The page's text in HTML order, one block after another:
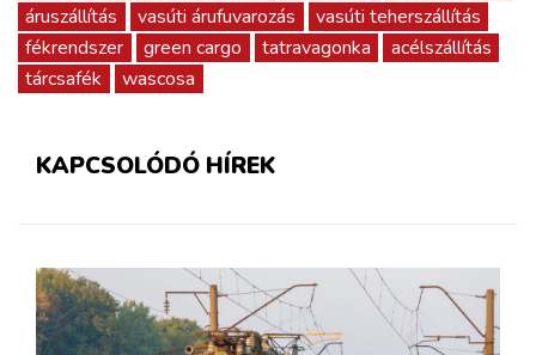
áruszállítás
vasúti árufuvarozás
vasúti teherszállítás
fékrendszer
green cargo tatravagonka
acélszállítás
tárcsafék
wascosa
KAPCSOLÓDÓ HÍREK